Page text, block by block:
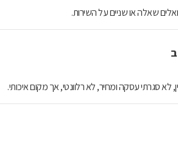
שאלה או שניים על השירות.
לא סגרתי עסקה ומחיר, לא רלוונטי, אך מקום איכותי.